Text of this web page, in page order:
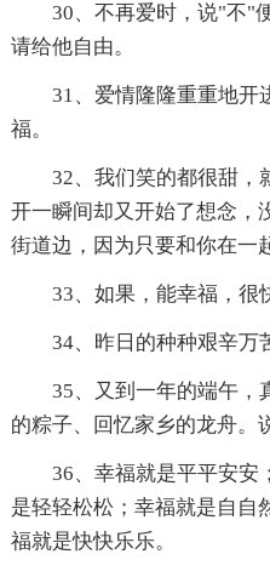
30、不再爱时，说"不"
请给他自由。
31、爱情隆隆重重地开
福。
32、我们笑的都很甜，
开一瞬间却又开始了想念，
街道边，因为只要和你在一
33、如果，能幸福，很
34、昨日的种种艰辛万
35、又到一年的端午，
的粽子、回忆家乡的龙舟。
36、幸福就是平平安安
是轻轻松松；幸福就是自自
福就是快快乐乐。